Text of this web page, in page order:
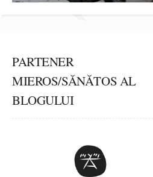
PARTENER
MIEROS/SĂNĂTOS AL
BLOGULUI